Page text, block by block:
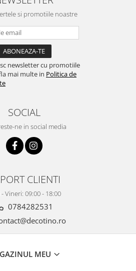
si promotiile noastre
newsletter cu promotiile
mai multe in Politica de
SOCIAL
ne in social media
CLIENTI
Vineri: 09:00 - 18:00
0784282531
MEU